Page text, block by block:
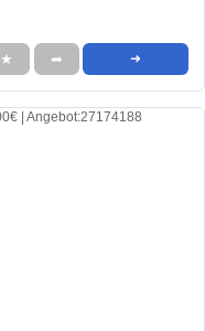
★ ➦ ➜